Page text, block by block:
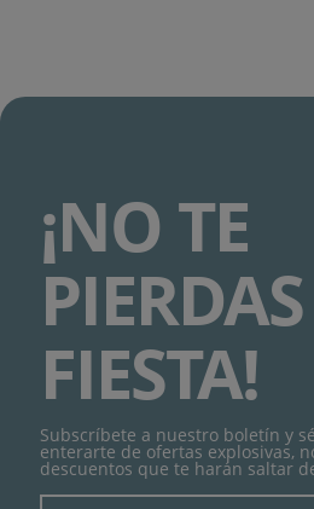
¡NO TE
FIESTA!
Subscríbete a nuestro boletín y
enterarte de ofertas explosivas,
descuentos que te harán saltar